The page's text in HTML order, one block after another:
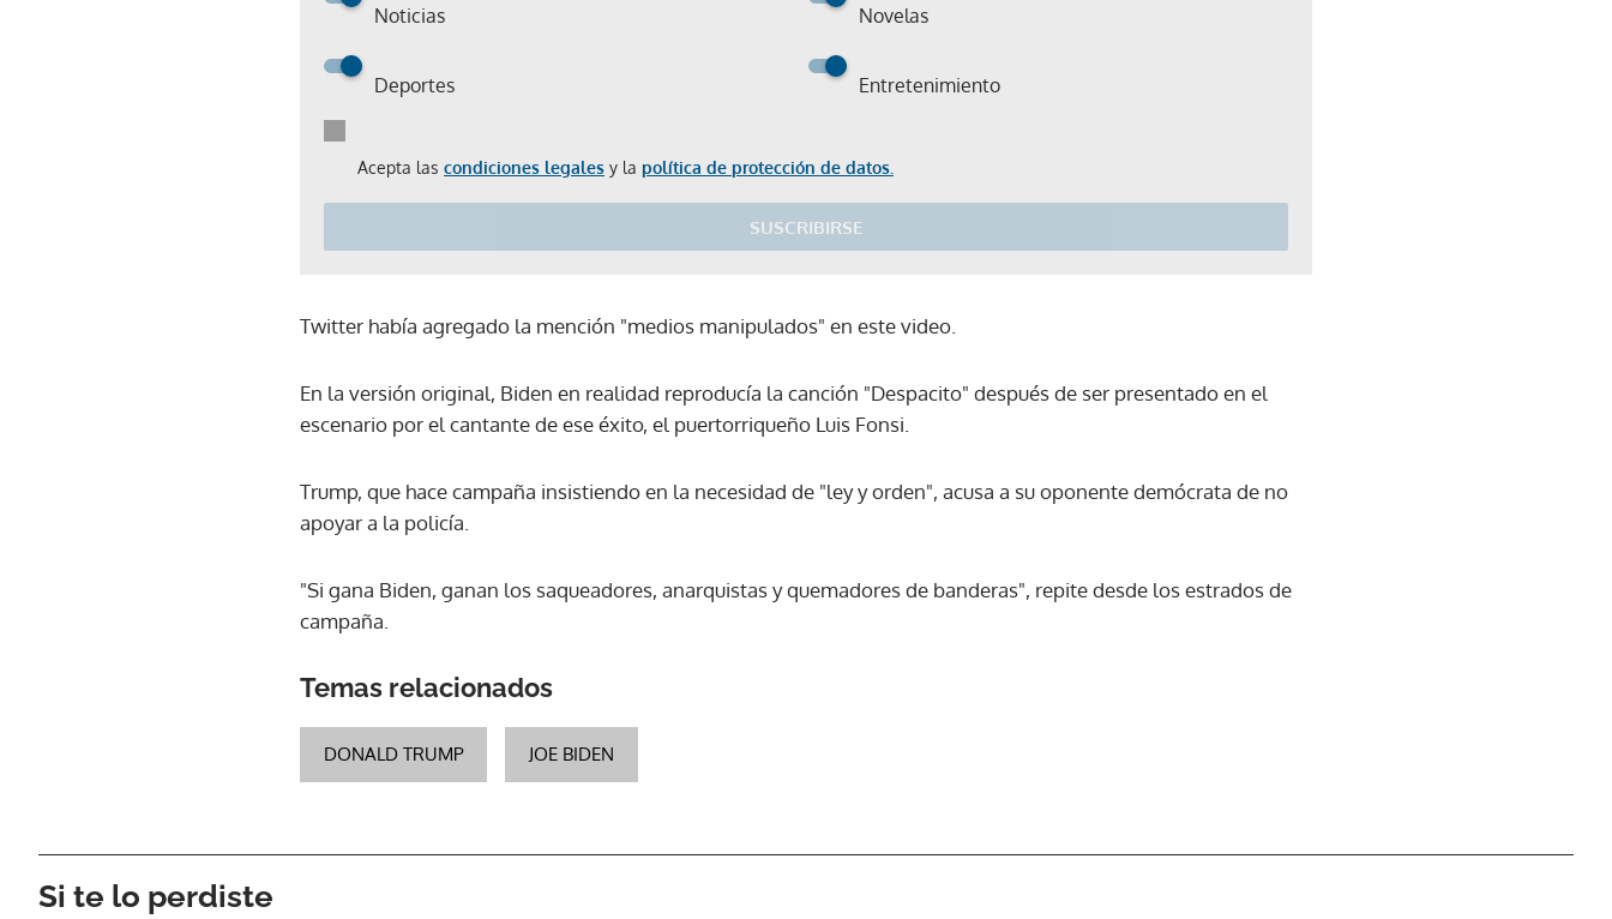
Noticias Novelas
Deportes Entretenimiento
Acepta las condiciones legales y la política de protección de datos.
SUSCRIBIRSE
Twitter había agregado la mención "medios manipulados" en este video.
En la versión original, Biden en realidad reproducía la canción "Despacito" después de ser presentado en el
escenario por el cantante de ese éxito, el puertorriqueño Luis Fonsi.
Trump, que hace campaña insistiendo en la necesidad de "ley y orden", acusa a su oponente demócrata de no
apoyar a la policía.
"Si gana Biden, ganan los saqueadores, anarquistas y quemadores de banderas", repite desde los estrados de
campaña.
Temas relacionados
DONALD TRUMP JOE BIDEN
Si te lo perdiste